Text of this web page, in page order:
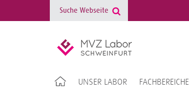
UNSER LABOR FACHBEREICHE